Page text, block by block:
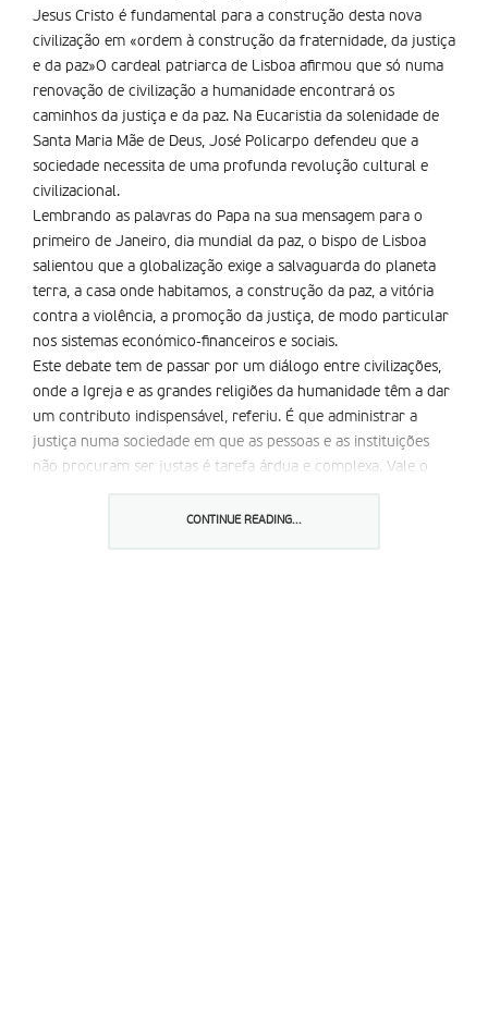
Jesus Cristo é fundamental para a construção desta nova
civilização em «ordem à construção da fraternidade, da justiça
e da paz»O cardeal patriarca de Lisboa afirmou que só numa
renovação de civilização a humanidade encontrará os
caminhos da justiça e da paz. Na Eucaristia da solenidade de
Santa Maria Mãe de Deus, José Policarpo defendeu que a
sociedade necessita de uma profunda revolução cultural e
civilizacional.
Lembrando as palavras do Papa na sua mensagem para o
primeiro de Janeiro, dia mundial da paz, o bispo de Lisboa
salientou que a globalização exige a salvaguarda do planeta
terra, a casa onde habitamos, a construção da paz, a vitória
contra a violência, a promoção da justiça, de modo particular
nos sistemas económico-financeiros e sociais.
Este debate tem de passar por um diálogo entre civilizações,
onde a Igreja e as grandes religiões da humanidade têm a dar
um contributo indispensável, referiu. É que administrar a
justiça numa sociedade em que as pessoas e as instituições
não procuram ser justas é tarefa árdua e complexa. Vale o
CONTINUE READING...